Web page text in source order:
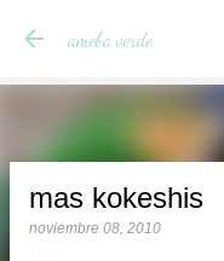
ameba verde
mas kokeshis
noviembre 08, 2010